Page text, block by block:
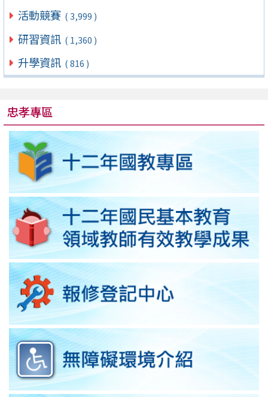
活動競賽 ( 3,999 )
研習資訊 ( 1,360 )
升學資訊 ( 816 )
忠孝專區